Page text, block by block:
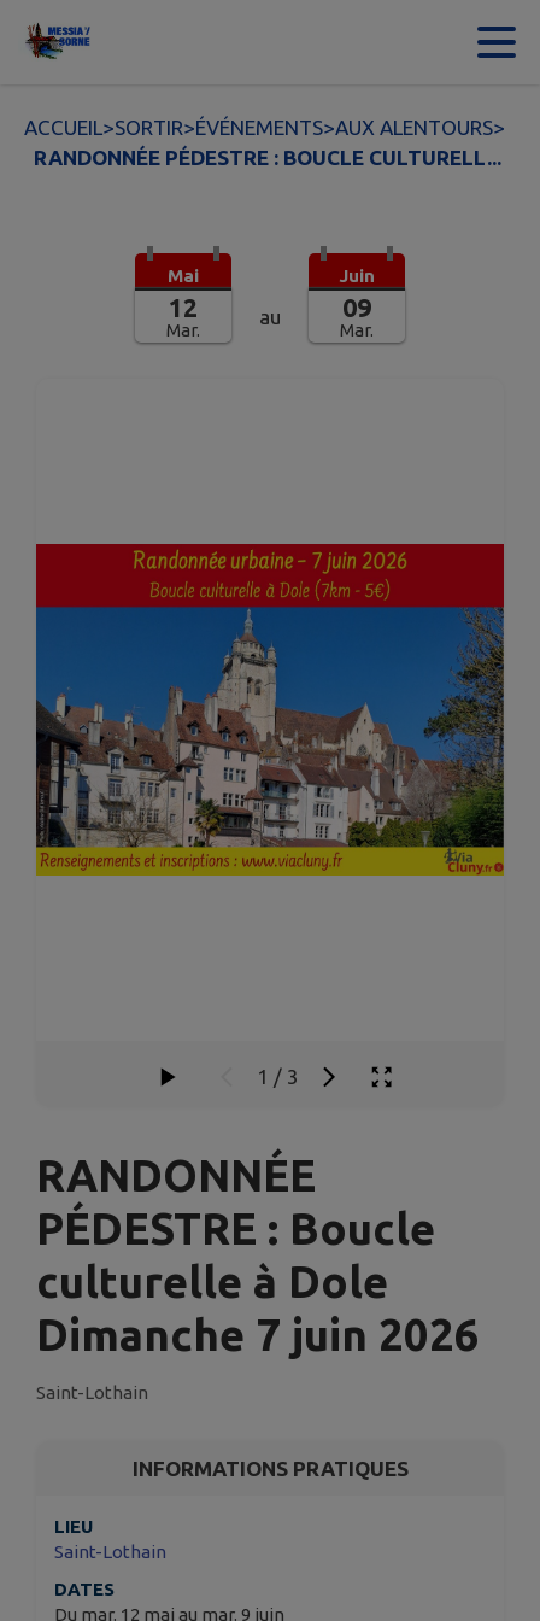
Contenu
ACCUEIL>SORTIR>ÉVÉNEMENTS>AUX ALENTOURS>
RANDONNÉE PÉDESTRE : BOUCLE CULTURELL...
Mai
12
Mar.
au
Juin
09
Mar.
1 / 3
RANDONNÉE
PÉDESTRE : Boucle
culturelle à Dole
Dimanche 7 juin 2026
Saint-Lothain
INFORMATIONS PRATIQUES
LIEU
Saint-Lothain
DATES
Du mar. 12 mai au mar. 9 juin